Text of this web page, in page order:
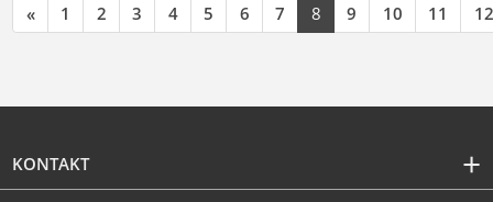
« 1 2 3 4 5 6 7 8 9 10 11 12
KONTAKT